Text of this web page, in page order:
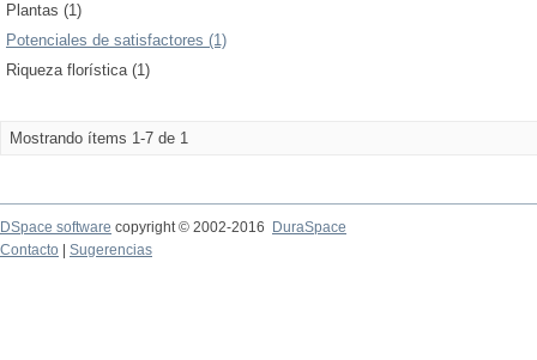
Plantas (1)
Potenciales de satisfactores (1)
Riqueza florística (1)
Mostrando ítems 1-7 de 1
DSpace software copyright © 2002-2016
DuraSpace
Contacto
Sugerencias